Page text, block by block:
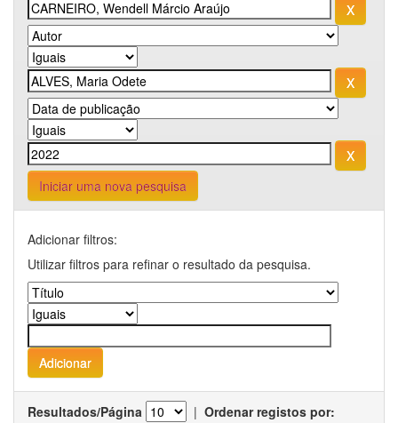
Iniciar uma nova pesquisa
Adicionar filtros:
Utilizar filtros para refinar o resultado da pesquisa.
Resultados/Página | Ordenar registos por: